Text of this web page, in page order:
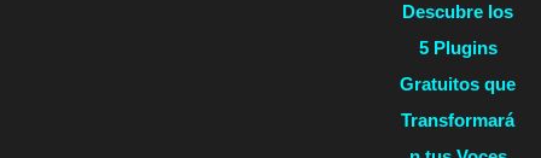
Descubre los
5 Plugins
Gratuitos que
Transformará